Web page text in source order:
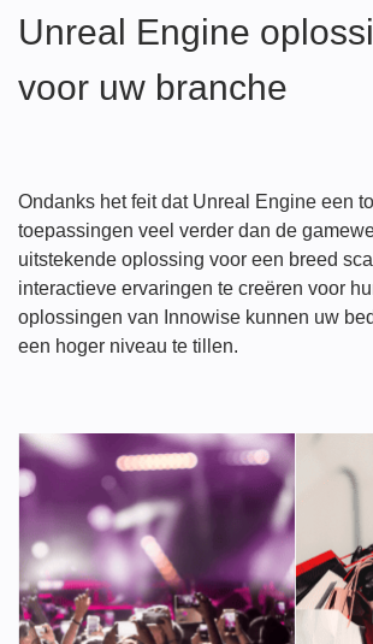
Unreal Engine
voor uw branche
Ondanks het feit dat Unreal Engine een
toepassingen veel verder dan de
uitstekende oplossing voor een breed
interactieve ervaringen te creëren voor
oplossingen van Innowise kunnen uw
een hoger niveau te tillen.